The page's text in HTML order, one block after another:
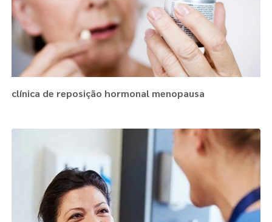
clínica de reposição hormonal menopausa